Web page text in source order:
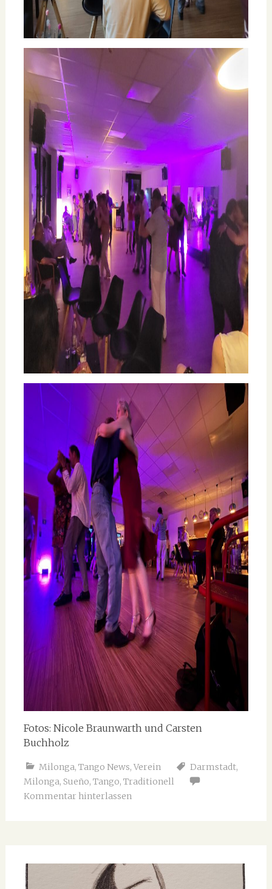
Fotos: Nicole Braunwarth und Carsten
Buchholz
Milonga, Tango News, Verein Darmstadt,
Milonga, Sueño, Tango, Traditionell
Kommentar hinterlassen